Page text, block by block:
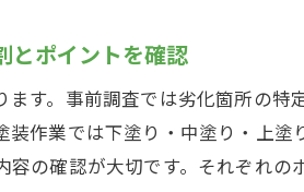
業者選びから始
後悔しない
外壁塗装で
とポイントを確認
す。事前調査では劣化箇所の
作業では下塗り・中塗り・上
容の確認が大切です。それぞれ